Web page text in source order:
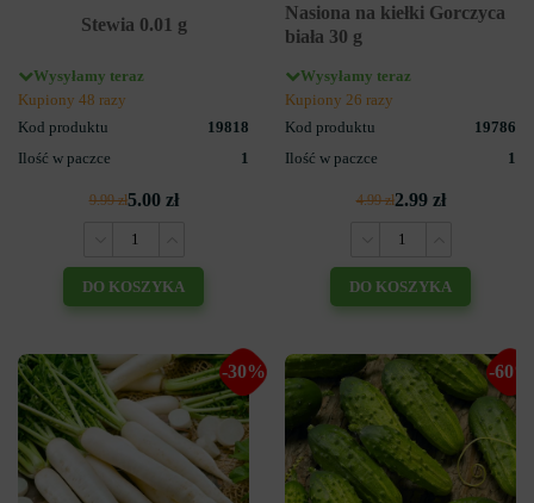
Stewia 0.01 g
Wysyłamy teraz
Kupiony 48 razy
Kod produktu
19818
Ilość w paczce
1
9.99 zł5.00 zł
DO KOSZYKA
Nasiona na kiełki Gorczyca
biała 30 g
Wysyłamy teraz
Kupiony 26 razy
Kod produktu
19786
Ilość w paczce
1
4.99 zł2.99 zł
DO KOSZYKA
-30% -60%